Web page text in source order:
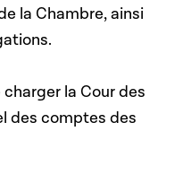
la Chambre, ainsi
la Cour des
des comptes des